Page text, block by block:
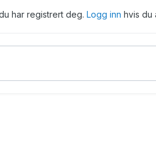
har registrert deg. Logg inn hvis du